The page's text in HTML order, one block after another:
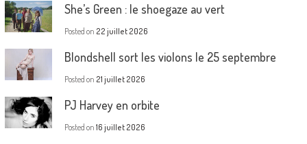
She’s Green : le shoegaze au vert
Posted on 22 juillet 2026
Blondshell sort les violons le 25 septembre
Posted on 21 juillet 2026
PJ Harvey en orbite
Posted on 16 juillet 2026